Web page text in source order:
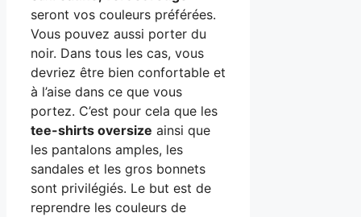
seront vos couleurs préférées.
Vous pouvez aussi porter du
noir. Dans tous les cas, vous
devriez être bien confortable et
à l’aise dans ce que vous
portez. C’est pour cela que les
tee-shirts oversize ainsi que
les pantalons amples, les
sandales et les gros bonnets
sont privilégiés. Le but est de
reprendre les couleurs de